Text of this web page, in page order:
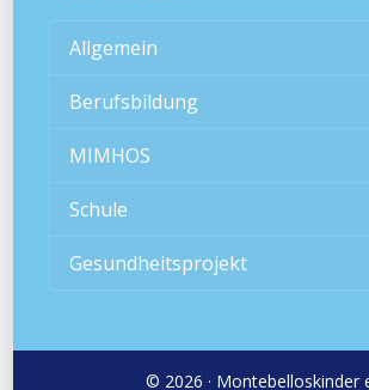
Allgemein
Berufsbildung
MIMHOS
Schule
Gesundheitsprojekt
© 2026 · Montebelloskinder